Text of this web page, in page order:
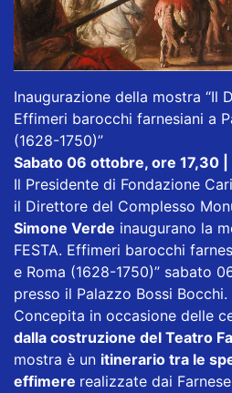
Inaugurazione della mostra “Il
Effimeri barocchi farnesiani a
(1628-1750)”
Sabato 06 ottobre, ore 17,30 |
Il Presidente di Fondazione
il Direttore del Complesso
Simone Verde inaugurano la
FESTA. Effimeri barocchi
e Roma (1628-1750)” sabato
presso il Palazzo Bossi Bocchi.
Concepita in occasione delle
dalla costruzione del Teatro
mostra è un itinerario tra le
effimere realizzate dai